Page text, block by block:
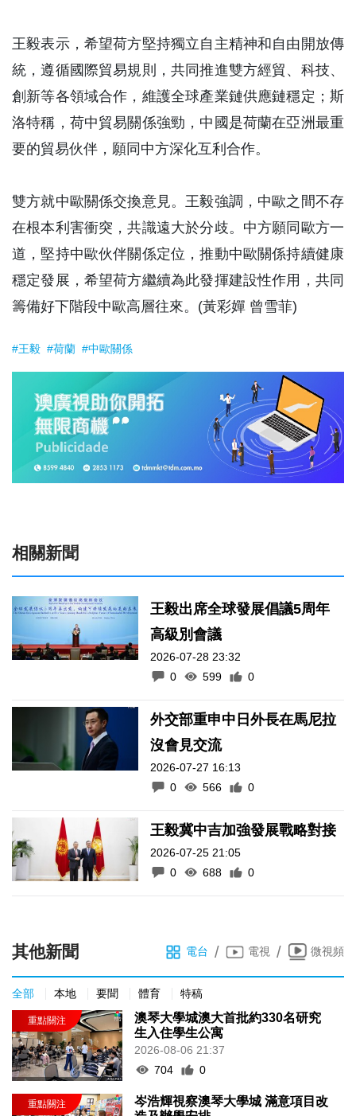
王毅表示，希望荷方堅持獨立自主精神和自由開放傳
統，遵循國際貿易規則，共同推進雙方經貿、科技、
創新等各領域合作，維護全球產業鏈供應鏈穩定；斯
洛特稱，荷中貿易關係強勁，中國是荷蘭在亞洲最重
要的貿易伙伴，願同中方深化互利合作。
雙方就中歐關係交換意見。王毅強調，中歐之間不存
在根本利害衝突，共識遠大於分歧。中方願同歐方一
道，堅持中歐伙伴關係定位，推動中歐關係持續健康
穩定發展，希望荷方繼續為此發揮建設性作用，共同
籌備好下階段中歐高層往來。(黃彩嬋 曾雪菲)
#王毅 #荷蘭 #中歐關係
相關新聞
王毅出席全球發展倡議5周年
高級別會議
2026-07-28 23:32
0
599 0
外交部重申中日外長在馬尼拉
沒會見交流
2026-07-27 16:13
0
566 0
王毅冀中吉加強發展戰略對接
2026-07-25 21:05
0
688 0
其他新聞 電台 / 電視 / 微視頻
全部 本地 要聞 體育 特稿
澳琴大學城澳大首批約330名研究
生入住學生公寓
2026-08-06 21:37
704
0
岑浩輝視察澳琴大學城 滿意項目改